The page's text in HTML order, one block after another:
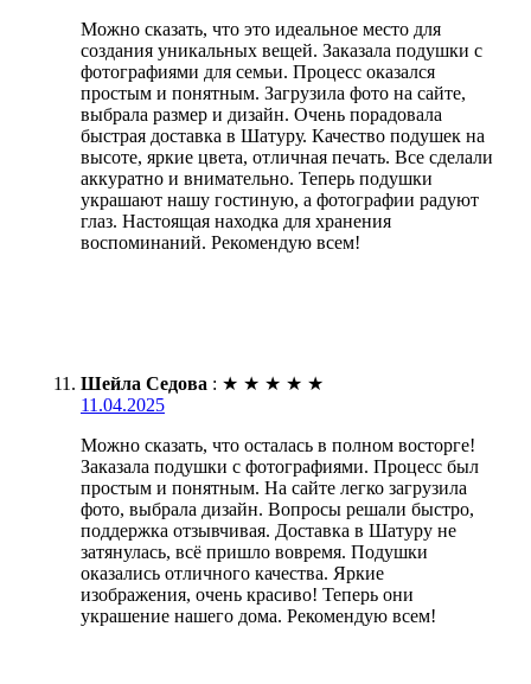
Можно сказать, что это идеальное место для
создания уникальных вещей. Заказала подушки с
фотографиями для семьи. Процесс оказался
простым и понятным. Загрузила фото на сайте,
выбрала размер и дизайн. Очень порадовала
быстрая доставка в Шатуру. Качество подушек на
высоте, яркие цвета, отличная печать. Все сделали
аккуратно и внимательно. Теперь подушки
украшают нашу гостиную, а фотографии радуют
глаз. Настоящая находка для хранения
воспоминаний. Рекомендую всем!
Шейла Седова : ★ ★ ★ ★ ★
11.04.2025
Можно сказать, что осталась в полном восторге!
Заказала подушки с фотографиями. Процесс был
простым и понятным. На сайте легко загрузила
фото, выбрала дизайн. Вопросы решали быстро,
поддержка отзывчивая. Доставка в Шатуру не
затянулась, всё пришло вовремя. Подушки
оказались отличного качества. Яркие
изображения, очень красиво! Теперь они
украшение нашего дома. Рекомендую всем!